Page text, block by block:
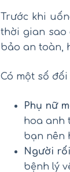
Trước khi
thời gian sao
bảo an toàn,
Có một số
Phụ nữ
hoa anh
bạn nên
Người
bệnh lý